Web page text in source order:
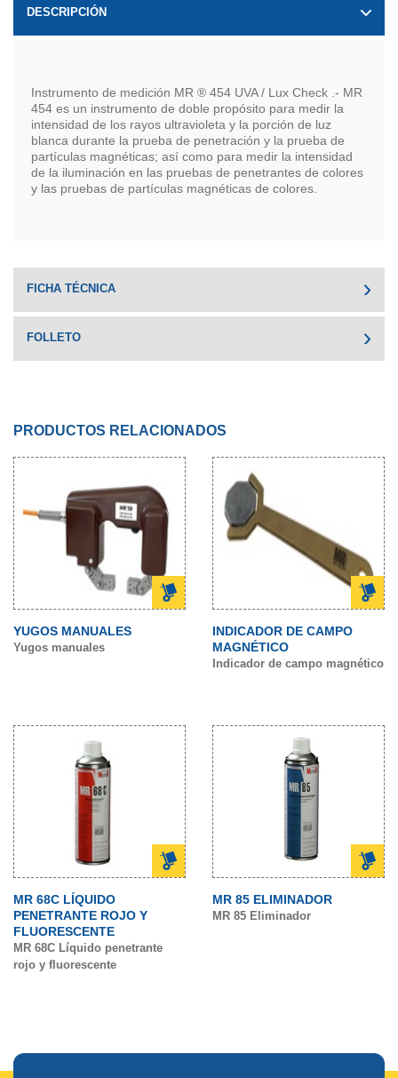
DESCRIPCIÓN
Instrumento de medición MR ® 454 UVA / Lux Check .- MR
454 es un instrumento de doble propósito para medir la
intensidad de los rayos ultravioleta y la porción de luz
blanca durante la prueba de penetración y la prueba de
partículas magnéticas; así como para medir la intensidad
de la iluminación en las pruebas de penetrantes de colores
y las pruebas de partículas magnéticas de colores.
FICHA TÉCNICA
FOLLETO
PRODUCTOS RELACIONADOS
YUGOS MANUALES
Yugos manuales
INDICADOR DE CAMPO
MAGNÉTICO
Indicador de campo magnético
MR 68C LÍQUIDO
PENETRANTE ROJO Y
FLUORESCENTE
MR 68C Líquido penetrante
rojo y fluorescente
MR 85 ELIMINADOR
MR 85 Eliminador